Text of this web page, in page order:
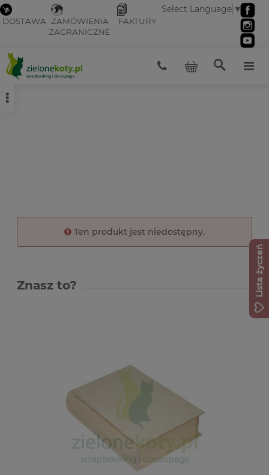
DOSTAWA ZAMÓWIENIA
ZAGRANICZNE
FAKTURY
Select Language ▼
Ten produkt jest niedostępny.
Znasz to? Lista życzeń